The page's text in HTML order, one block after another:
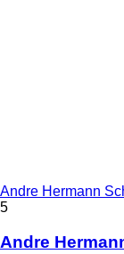
Andre Hermann
5
Andre